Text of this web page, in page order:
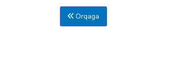
Orqaga